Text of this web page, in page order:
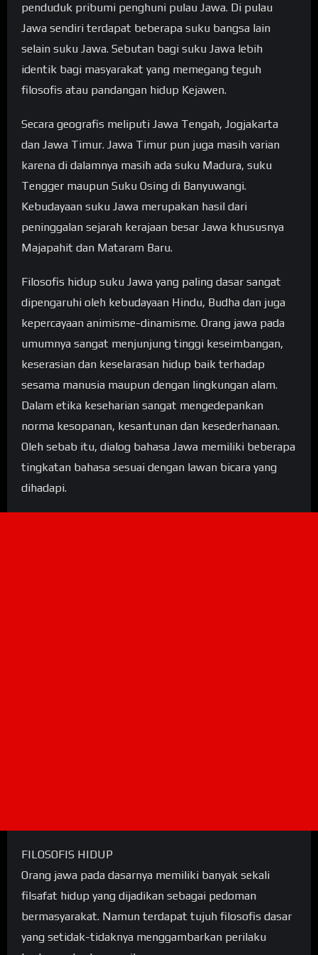
penduduk pribumi penghuni pulau Jawa. Di pulau
Jawa sendiri terdapat beberapa suku bangsa lain
selain suku Jawa. Sebutan bagi suku Jawa lebih
identik bagi masyarakat yang memegang teguh
filosofis atau pandangan hidup Kejawen.
Secara geografis meliputi Jawa Tengah, Jogjakarta
dan Jawa Timur. Jawa Timur pun juga masih varian
karena di dalamnya masih ada suku Madura, suku
Tengger maupun Suku Osing di Banyuwangi.
Kebudayaan suku Jawa merupakan hasil dari
peninggalan sejarah kerajaan besar Jawa khususnya
Majapahit dan Mataram Baru.
Filosofis hidup suku Jawa yang paling dasar sangat
dipengaruhi oleh kebudayaan Hindu, Budha dan juga
kepercayaan animisme-dinamisme. Orang jawa pada
umumnya sangat menjunjung tinggi keseimbangan,
keserasian dan keselarasan hidup baik terhadap
sesama manusia maupun dengan lingkungan alam.
Dalam etika keseharian sangat mengedepankan
norma kesopanan, kesantunan dan kesederhanaan.
Oleh sebab itu, dialog bahasa Jawa memiliki beberapa
tingkatan bahasa sesuai dengan lawan bicara yang
dihadapi.
FILOSOFIS HIDUP
Orang jawa pada dasarnya memiliki banyak sekali
filsafat hidup yang dijadikan sebagai pedoman
bermasyarakat. Namun terdapat tujuh filosofis dasar
yang setidak-tidaknya menggambarkan perilaku